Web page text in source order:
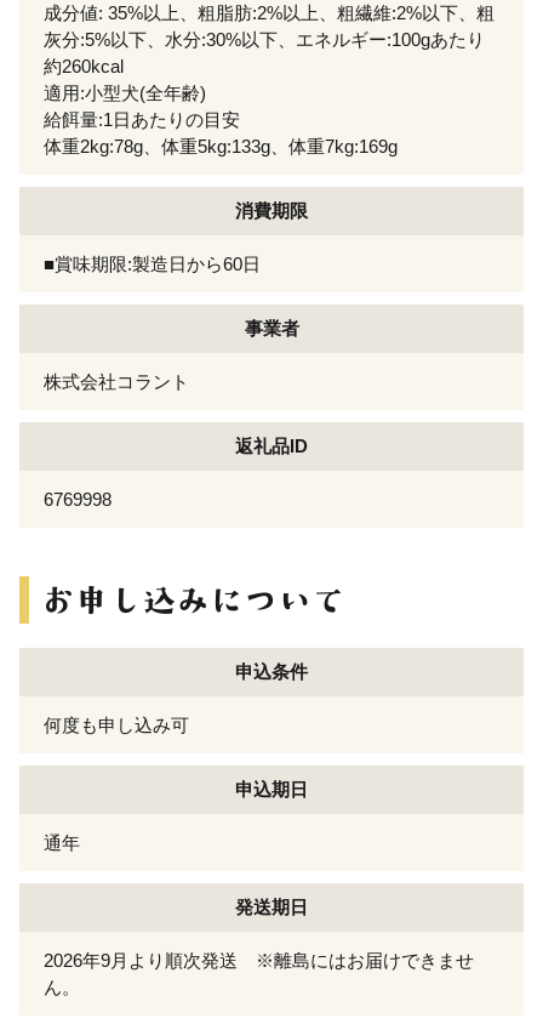
成分値: 35%以上、粗脂肪:2%以上、粗繊維:2%以下、粗
灰分:5%以下、水分:30%以下、エネルギー:100gあたり
約260kcal
適用:小型犬(全年齢)
給餌量:1日あたりの目安
体重2kg:78g、体重5kg:133g、体重7kg:169g
消費期限
■賞味期限:製造日から60日
事業者
株式会社コラント
返礼品ID
6769998
申込条件
何度も申し込み可
申込期日
通年
発送期日
2026年9月より順次発送 ※離島にはお届けできませ
ん。